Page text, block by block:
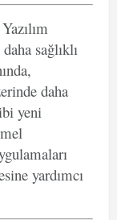
Yazılım
sağlıklı
daha
yeni
yardımcı